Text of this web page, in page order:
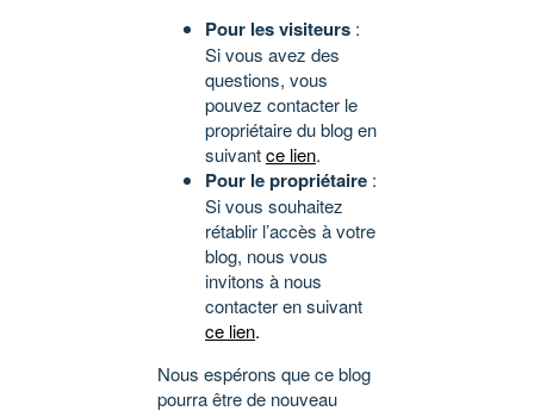
Pour les visiteurs :
Si vous avez des
questions, vous
pouvez contacter le
propriétaire du blog en
suivantce lien.
Pour le propriétaire :
Si vous souhaitez
rétablir l’accès à votre
blog, nous vous
invitons à nous
contacter en suivant
ce lien.
Nous espérons que ce blog
pourra être de nouveau